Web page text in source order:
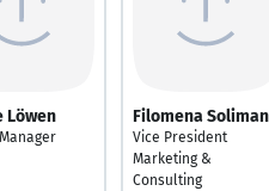
Löwen Filomena Soliman
Vice President
Marketing &
Consulting